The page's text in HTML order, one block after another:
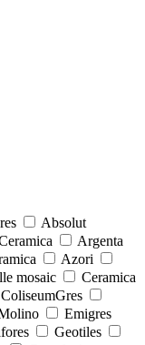
Absolut
Argenta
Azori
mosaic
Ceramica
ColiseumGres
Emigres
Geotiles